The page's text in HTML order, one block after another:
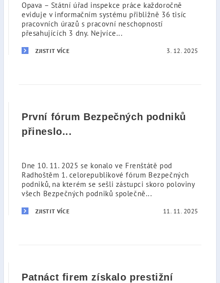
Opava – Státní úřad inspekce práce každoročně
eviduje v informačním systému přibližně 36 tisíc
pracovních úrazů s pracovní neschopností
přesahujících 3 dny. Nejvíce...
ZJISTIT VÍCE 3. 12. 2025
První fórum Bezpečných podniků
přineslo...
Dne 10. 11. 2025 se konalo ve Frenštátě pod
Radhoštěm 1. celorepublikové fórum Bezpečných
podniků, na kterém se sešli zástupci skoro poloviny
všech Bezpečných podniků společně...
ZJISTIT VÍCE 11. 11. 2025
Patnáct firem získalo prestižní